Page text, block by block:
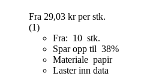
Fra 29,03 krper stk.
(1)
Fra: 10 stk.
Spar opp til 38%
Materiale papir
Laster inn data